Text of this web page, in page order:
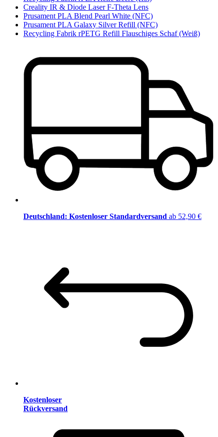
Creality IR & Diode Laser F-Theta Lens
Prusament PLA Blend Pearl White (NFC)
Prusament PLA Galaxy Silver Refill (NFC)
Recycling Fabrik rPETG Refill Flauschiges Schaf (Weiß)
Deutschland: Kostenloser Standardversand ab 52,90 €
Kostenloser
Rückversand